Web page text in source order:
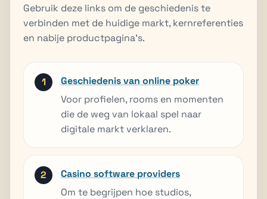
Gebruik deze links om de geschiedenis te
verbinden met de huidige markt, kernreferenties
en nabije productpagina’s.
Geschiedenis van online poker
Voor profielen, rooms en momenten
die de weg van lokaal spel naar
digitale markt verklaren.
Casino software providers
Om te begrijpen hoe studios,